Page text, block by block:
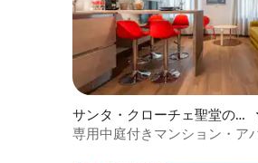
サンタ・クローチェ聖堂のコ
ンドミニアム
専用中庭付きマンション・ア